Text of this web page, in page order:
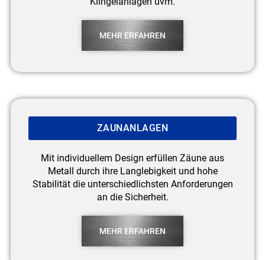
MEHR ERFAHREN
ZAUNANLAGEN
Mit individuellem Design erfüllen Zäune aus
Metall durch ihre Langlebigkeit und hohe
Stabilität die unterschiedlichsten Anforderungen
an die Sicherheit.
MEHR ERFAHREN